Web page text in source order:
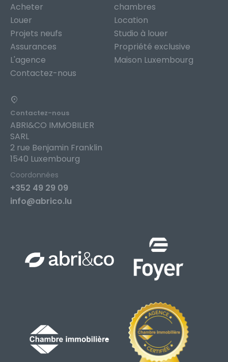
Acheter
Louer
Projets neufs
Assurances
L'agence
Contactez-nous
chambres
Location
Studio à louer
Propriété exclusive
Maison Luxembourg
Contactez-nous
ABRI&CO IMMOBILIER
SARL
2 rue Benjamin Franklin
1540 Luxembourg
Coordonnées
+352 49 29 09
info@abrico.lu